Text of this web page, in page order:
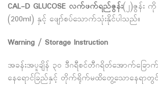
CAL-D GLUCOSE လက်ဖက်ရည်ဇွန်း(၂)ဇွန်း
(200ml) နှင့် ဖျော်စပ်သောက်သုံးနိုင်ပါသည်။
Warning / Storage Instruction
အခန်းအပူချိန် ၃၀ ဒီဂရီစင်တီဂရိတ်အောက်ခြော
နေရောင်ခြည်နှင့် တိုက်ရိုက်မထိတွေ့သောနေရာတွင်